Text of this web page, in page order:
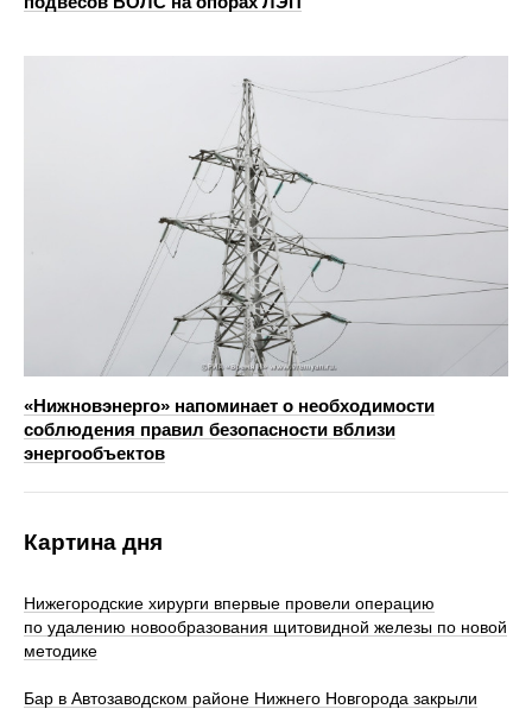
«Нижновэнерго» напоминает о необходимости
соблюдения правил безопасности вблизи
энергообъектов
Картина дня
Нижегородские хирурги впервые провели операцию
по удалению новообразования щитовидной железы по новой
методике
Бар в Автозаводском районе Нижнего Новгорода закрыли